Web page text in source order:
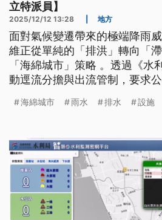
立特派員】
2025/12/12 13:28 地方
面對氣候變遷帶來的極端降雨
維正從單純的「排洪」轉向「
「海綿城市」策略 。透過《水
動逕流分擔與出流管制，要求
系統壓力。然而，治水根本仍
透水鋪面等技術，才能從源頭
生的調適韌性。
海綿城市 雨水 排水 設施